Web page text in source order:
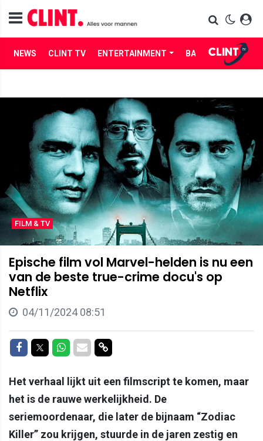
NEWS CLINT TV ENTERTAINMENT BABES LIFE
FILM & TV
Epische film vol Marvel-helden is nu een
van de beste true-crime docu's op
Netflix
04/11/2024 08:51
Delen op Facebook
Delen op Twitter
Delen op Whatsapp
Delen via Mail
Delen via link
Het verhaal lijkt uit een filmscript te komen, maar
het is de rauwe werkelijkheid. De
seriemoordenaar, die later de bijnaam “Zodiac
Killer” zou krijgen, stuurde in de jaren zestig en